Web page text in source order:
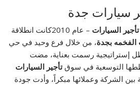
سيارات جدة
تأجير السيارات – عام 2010كانت انطلاقة
الفخمه بجدة، من خلال فرع وحيد في حي
إستراتيجية رسمت بعناية، مضت
التوسعية في سوقتأجير السيارات
بين الشركة وعملائها مبكراً، وأدت جودة